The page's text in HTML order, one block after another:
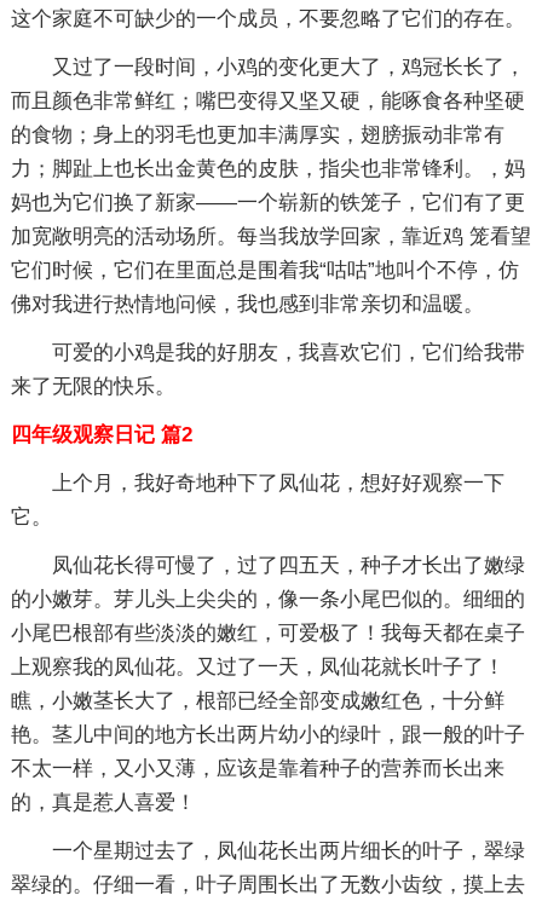
这个家庭不可缺少的一个成员，不要忽略了它们的存在。
又过了一段时间，小鸡的变化更大了，鸡冠长长了，
而且颜色非常鲜红；嘴巴变得又坚又硬，能啄食各种坚硬
的食物；身上的羽毛也更加丰满厚实，翅膀振动非常有
力；脚趾上也长出金黄色的皮肤，指尖也非常锋利。，妈
妈也为它们换了新家——一个崭新的铁笼子，它们有了更
加宽敞明亮的活动场所。每当我放学回家，靠近鸡 笼看望
它们时候，它们在里面总是围着我“咕咕”地叫个不停，仿
佛对我进行热情地问候，我也感到非常亲切和温暖。
可爱的小鸡是我的好朋友，我喜欢它们，它们给我带
来了无限的快乐。
四年级观察日记 篇2
上个月，我好奇地种下了凤仙花，想好好观察一下
它。
凤仙花长得可慢了，过了四五天，种子才长出了嫩绿
的小嫩芽。芽儿头上尖尖的，像一条小尾巴似的。细细的
小尾巴根部有些淡淡的嫩红，可爱极了！我每天都在桌子
上观察我的凤仙花。又过了一天，凤仙花就长叶子了！
瞧，小嫩茎长大了，根部已经全部变成嫩红色，十分鲜
艳。茎儿中间的地方长出两片幼小的绿叶，跟一般的叶子
不太一样，又小又薄，应该是靠着种子的营养而长出来
的，真是惹人喜爱！
一个星期过去了，凤仙花长出两片细长的叶子，翠绿
翠绿的。仔细一看，叶子周围长出了无数小齿纹，摸上去